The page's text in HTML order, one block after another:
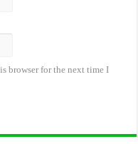
browser for the next time I